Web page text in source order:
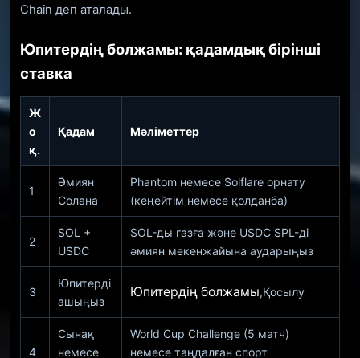
Chain деп аталады.
Юпитердің болжамы: қадамдық бірінші
ставка
Ж
о
қ.
Қадам Мәліметтер
1
Әмиян
Солана
Phantom немесе Solflare орнату
(кеңейтім немесе қолданба)
2
SOL +
USDC
SOL-ды газға және USDC SPL-ді
әмиян мекенжайына аударыңыз
3
Юпитерді
ашыңыз
Юпитердің болжамы,Қосылу
4
Сынақ
немесе
World Cup Challenge (5 матч)
немесе таңдалған спорт